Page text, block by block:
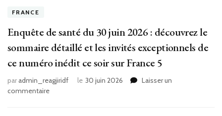
FRANCE
Enquête de santé du 30 juin 2026 : découvrez le
sommaire détaillé et les invités exceptionnels de
ce numéro inédit ce soir sur France 5
paradmin_reagjiridf le 30 juin 2026
Laisser un
commentairesur